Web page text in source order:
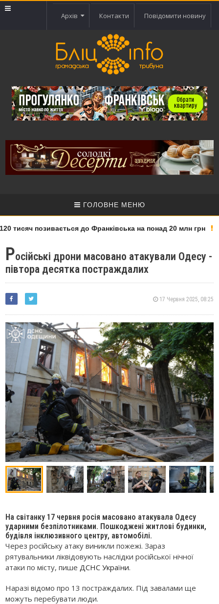
Архів Контакти Повідомити новину
ГОЛОВНЕ МЕНЮ
тисяч позивається до Франківська на понад 20 млн грн
Російські дрони масовано атакували Одесу -
півтора десятка постраждалих
17 Червня 2025, 08:25
На світанку 17 червня росія масовано атакувала Одесу
ударними безпілотниками. Пошкоджені житлові будинки,
будівля інклюзивного центру, автомобілі.
Через російську атаку виникли пожежі. Зараз
рятувальники ліквідовують наслідки російської нічної
атаки по місту, пише ДСНС України.
Наразі відомо про 13 постраждалих. Під завалами ще
можуть перебувати люди.